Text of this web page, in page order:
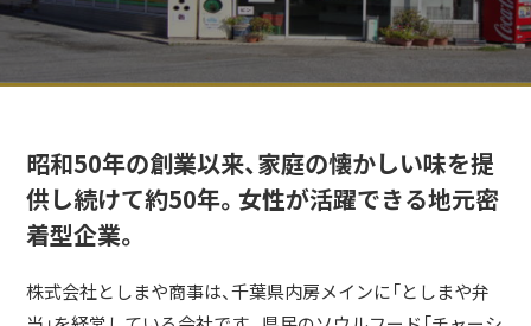
昭和50年の創業以来、家庭の懐かしい味を提
供し続けて約50年。女性が活躍できる地元密
着型企業。
株式会社としまや商事は、千葉県内房メインに「としまや弁